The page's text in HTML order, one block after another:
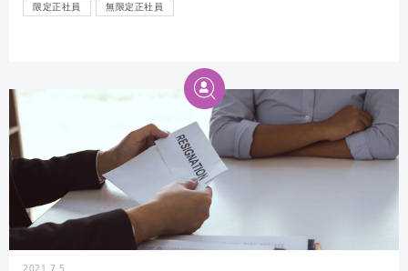
限定正社員 無限定正社員
2021.7.5